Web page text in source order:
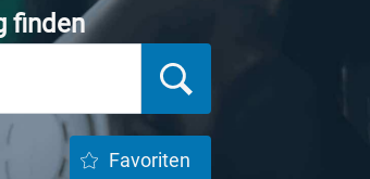
finden
Favoriten